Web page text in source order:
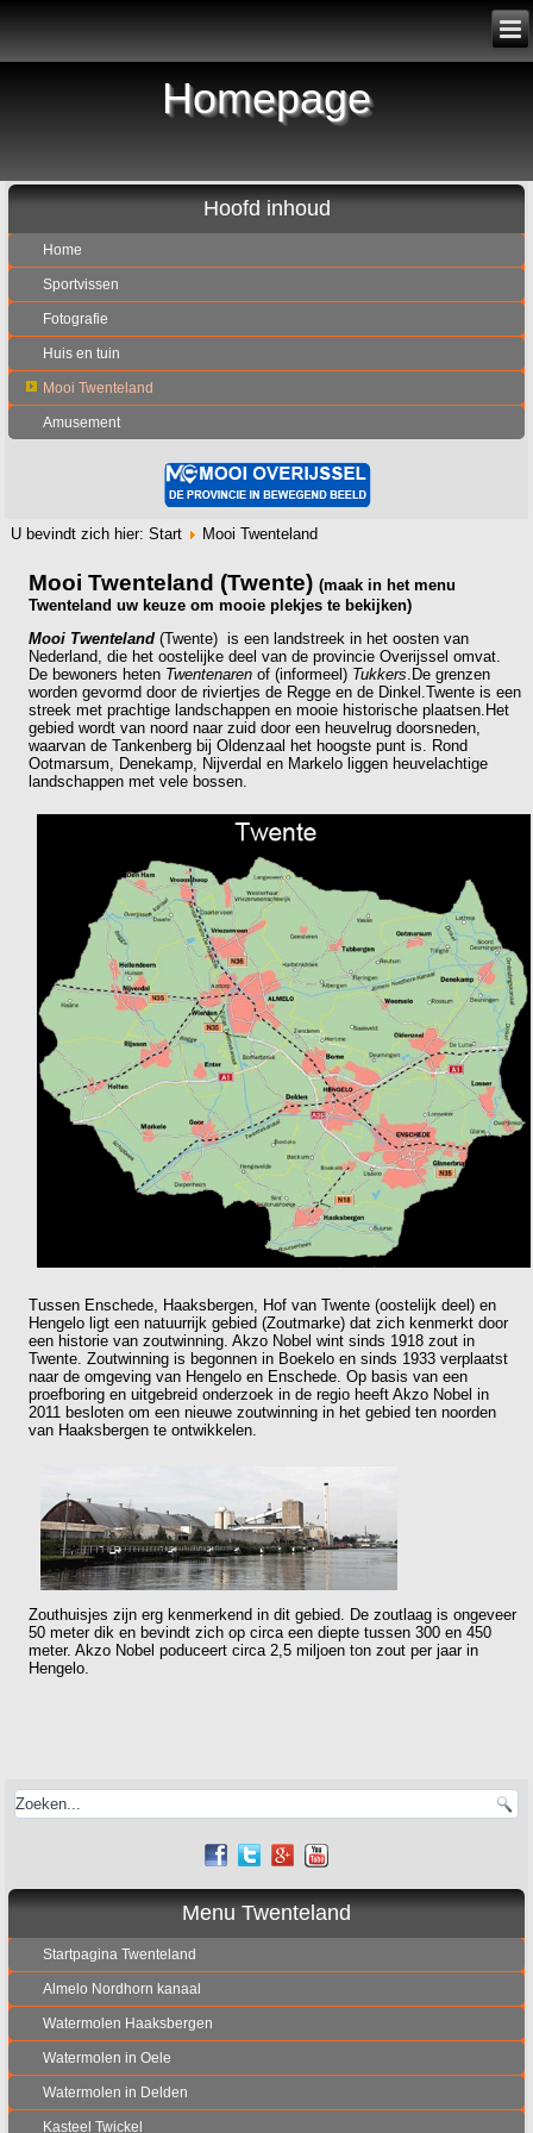
Homepage
Hoofd inhoud
Home
Sportvissen
Fotografie
Huis en tuin
Mooi Twenteland
Amusement
U bevindt zich hier:Start Mooi Twenteland
Mooi Twenteland (Twente)(maak in het menu
Twenteland uw keuze om mooie plekjes te bekijken)
Mooi Twenteland(Twente) is een landstreek in het oosten van
Nederland, die het oostelijke deel van de provincie Overijssel omvat.
De bewoners heten Twentenaren of (informeel) Tukkers.De grenzen
worden gevormd door de riviertjes de Regge en de Dinkel.Twente is een
streek met prachtige landschappen en mooie historische plaatsen.Het
gebied wordt van noord naar zuid door een heuvelrug doorsneden,
waarvan de Tankenberg bij Oldenzaal het hoogste punt is. Rond
Ootmarsum, Denekamp, Nijverdal en Markelo liggen heuvelachtige
landschappen met vele bossen.
Tussen Enschede, Haaksbergen, Hof van Twente (oostelijk deel) en
Hengelo ligt een natuurrijk gebied (Zoutmarke) dat zich kenmerkt door
een historie van zoutwinning. Akzo Nobel wint sinds 1918 zout in
Twente. Zoutwinning is begonnen in Boekelo en sinds 1933 verplaatst
naar de omgeving van Hengelo en Enschede. Op basis van een
proefboring en uitgebreid onderzoek in de regio heeft Akzo Nobel in
2011 besloten om een nieuwe zoutwinning in het gebied ten noorden
van Haaksbergen te ontwikkelen.
Zouthuisjes zijn erg kenmerkend in dit gebied. De zoutlaag is ongeveer
50 meter dik en bevindt zich op circa een diepte tussen 300 en 450
meter. Akzo Nobel poduceert circa 2,5 miljoen ton zout per jaar in
Hengelo.
Menu Twenteland
Startpagina Twenteland
Almelo Nordhorn kanaal
Watermolen Haaksbergen
Watermolen in Oele
Watermolen in Delden
Kasteel Twickel